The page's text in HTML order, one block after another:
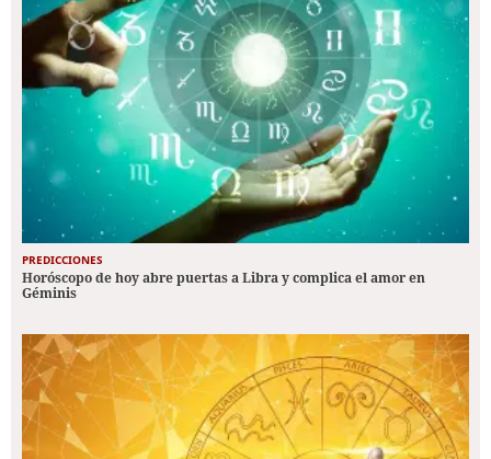
PREDICCIONES
Horóscopo de hoy abre puertas a Libra y complica el amor en
Géminis